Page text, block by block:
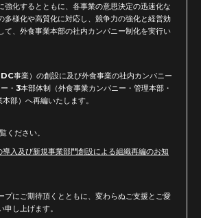
強化するとともに、各事業の意思決定の迅速化な
多様化や高質化に対応し、競争力の強化と経営効
て、外食事業本部の社内カンパニー制化を実行い
事業）の創設に及び外食事業の社内カンパニー
・ 3本部体制（外食事業カンパニー・管理本部・
本部）へ再編いたします。
ください。
入及び新規事業部門創設による組織再編のお知
プにご期待頂くとともに、変わらぬご支援とご愛
し上げます。